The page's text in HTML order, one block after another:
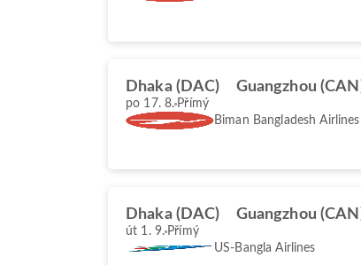
Dhaka (DAC) Guangzhou
po 17. 8. Přímý
Biman Bangladesh Airlines
Dhaka (DAC) Guangzhou
út 1. 9. Přímý
US-Bangla Airlines